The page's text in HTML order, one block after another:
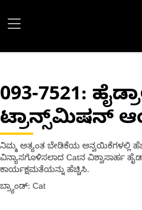
093-7521:
ಟ್ರಾನ್ಸ್‌ಮಿಷನ್
ನಿಮ್ಮ ಅತ್ಯಂತ ಬೇಡಿಕೆಯ ಅನ್ವಯಿಕೆಗಳಲ್ಲಿ
ವಿನ್ಯಾಸಗೊಳಿಸಲಾದ Catನ ವಿಶ್ವಾಸಾರ್ಹ
ಕಾರ್ಯಕ್ಷಮತೆಯನ್ನು ಹೆಚ್ಚಿಸಿ.
ಬ್ರ್ಯಾಂಡ್: Cat